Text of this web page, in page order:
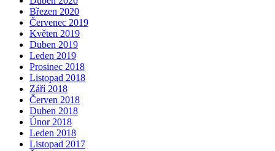
Březen 2020
Červenec 2019
Květen 2019
Duben 2019
Leden 2019
Prosinec 2018
Listopad 2018
Září 2018
Červen 2018
Duben 2018
Únor 2018
Leden 2018
Listopad 2017